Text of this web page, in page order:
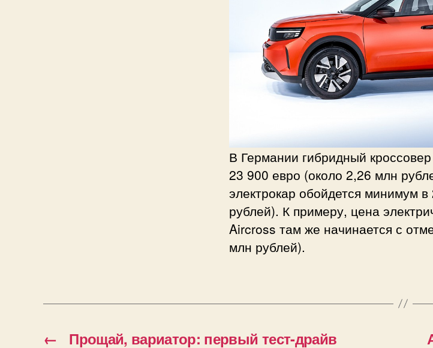
В Германии гибридный
23 900 евро (около 2,26 млн
электрокар обойдется минимум
рублей). К примеру, цена
Aircross там же начинается с
млн рублей).
←
Прощай, вариатор: первый тест-драйв